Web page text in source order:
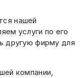
нашей
услуги по его
другую фирму для
компании,